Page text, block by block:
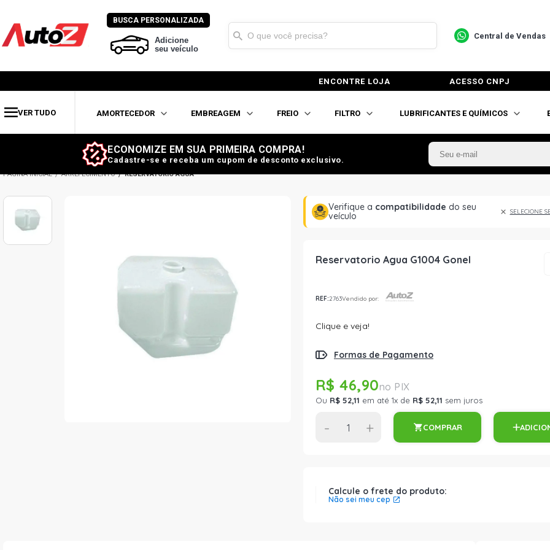
BUSCA PERSONALIZADA
Adicione
seu veículo
Central de Vendas
ENCONTRE LOJA ACESSO CNPJ
VER TUDO AMORTECEDOR EMBREAGEM FREIO FILTRO LUBRIFICANTES E QUÍMICOS
ECONOMIZE EM SUA PRIMEIRA COMPRA!
Cadastre-se e receba um cupom de desconto exclusivo.
ARREFECIMENTO RESERVATÓRIO AGUA
Verifique a compatibilidade do seu
veículo
SELECIONE
Reservatorio Agua G1004 Gonel
REF:2763Vendido por:
Clique e veja!
Formas de Pagamento
R$ 46,90
Ou R$ 52,11 em até 1x de R$ 52,11 sem juros
- + COMPRAR
Calcule o frete do produto:
Não sei meu cep